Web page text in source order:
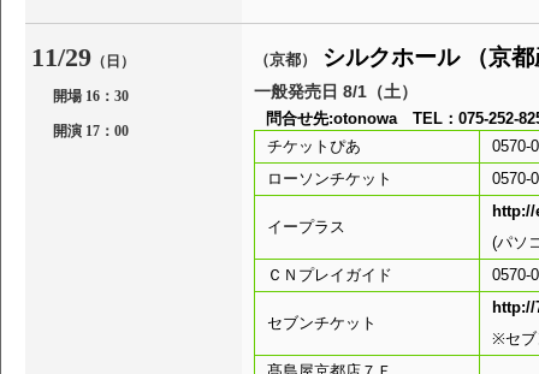
11/29 （日）
開場 16：30
開演 17：00
（京都） シルクホール （京
一般発売日 8/1（土）
問合せ先:otonowa TEL：075-252-
チケットぴあ
0570-
ローソンチケット
0570-
イープラス
(パソ
ＣＮプレイガイド
0570-
セブンチケット
※セブ